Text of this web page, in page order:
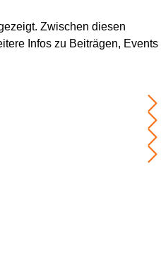
Zwischen diesen
Infos zu Beiträgen, Events